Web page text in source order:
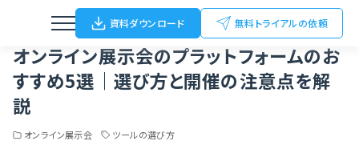
ウェビナー
資料ダウンロード 無料トライアルの依頼
ブログ オンライン展示会 オンライン展示会のプラットフォームのおすすめ5選｜選び方と開催の注意点を解説
オンライン展示会のプラットフォームのお
すすめ5選｜選び方と開催の注意点を解
説
オンライン展示会 ツールの選び方